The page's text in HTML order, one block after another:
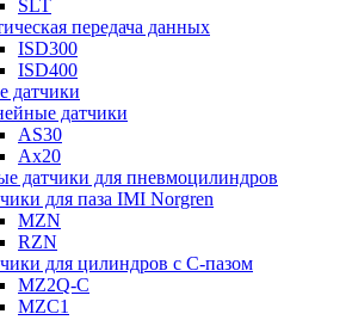
SLT
передача данных
ISD300
ISD400
датчики
датчики
AS30
Ax20
датчики для пневмоцилиндров
для паза IMI Norgren
MZN
RZN
для цилиндров с С-пазом
MZ2Q-C
MZC1